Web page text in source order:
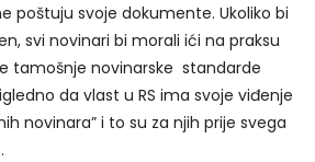
poštuju svoje dokumente. Ukoliko bi
svi novinari bi morali ići na praksu
tamošnje novinarske standarde
da vlast u RS ima svoje viđenje
novinara” i to su za njih prije svega